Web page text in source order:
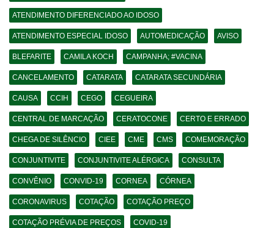
ATENDIMENTO DIFERENCIADO AO IDOSO
ATENDIMENTO ESPECIAL IDOSO AUTOMEDICAÇÃO AVISO
BLEFARITE CAMILA KOCH CAMPANHA; #VACINA
CANCELAMENTO CATARATA CATARATA SECUNDÁRIA
CAUSA CCIH CEGO CEGUEIRA
CENTRAL DE MARCAÇÃO CERATOCONE CERTO E ERRADO
CHEGA DE SILÊNCIO CIEE CME CMS COMEMORAÇÃO
CONJUNTIVITE CONJUNTIVITE ALÉRGICA CONSULTA
CONVÊNIO CONVID-19 CORNEA CÓRNEA
CORONAVIRUS COTAÇÃO COTAÇÃO PREÇO
COTAÇÃO PRÉVIA DE PREÇOS COVID-19